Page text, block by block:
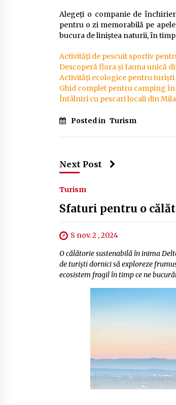
Alegeți o companie de
pentru o zi memorabilă pe
bucura de liniștea naturii, în
Activități de pescuit sportiv
Descoperă flora și fauna unică
Activități ecologice pentru turiști
Ghid complet pentru camping în
Întâlniri cu pescari locali din Mila
Posted in Turism
Next Post
Turism
Sfaturi pentru o
S nov. 2 , 2024
O călătorie sustenabilă în inima
de turiști dornici să exploreze
ecosistem fragil în timp ce ne